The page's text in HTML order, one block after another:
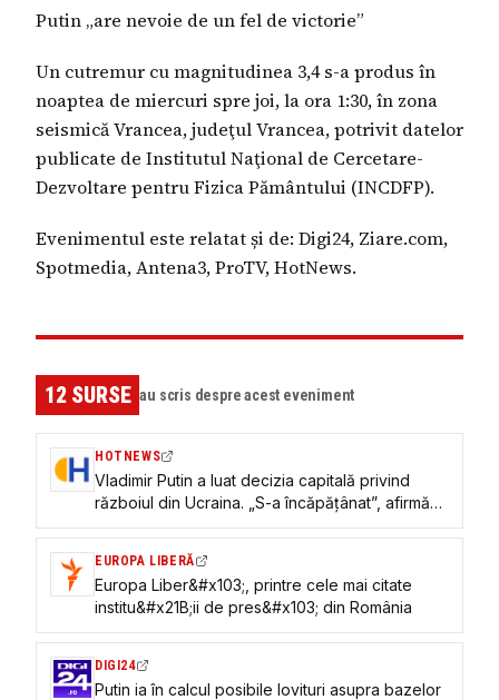
Putin „are nevoie de un fel de victorie”
Un cutremur cu magnitudinea 3,4 s-a produs în
noaptea de miercuri spre joi, la ora 1:30, în zona
seismică Vrancea, judeţul Vrancea, potrivit datelor
publicate de Institutul Naţional de Cercetare-
Dezvoltare pentru Fizica Pământului (INCDFP).
Evenimentul este relatat și de: Digi24, Ziare.com,
Spotmedia, Antena3, ProTV, HotNews.
12SURSE au scris despre acest eveniment
HOTNEWS
Vladimir Putin a luat decizia capitală privind
războiul din Ucraina. „S-a încăpățânat”, afirmă
sursele apropiate de Kremlin
EUROPA LIBERĂ
Europa Liber&#x103;, printre cele mai citate
institu&#x21B;ii de pres&#x103; din România
DIGI24
Putin ia în calcul posibile lovituri asupra bazelor